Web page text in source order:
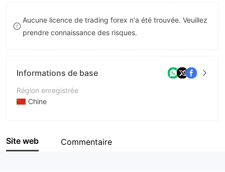
8
9Aucune licence de trading forex n'a été trouvée. Veuillez
prendre connaissance des risques.
Informations de base
Région enregistrée
Chine
Société
Site web Commentaire